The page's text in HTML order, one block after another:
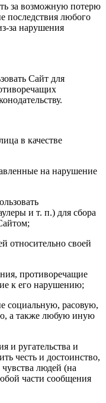
за возможную потерю
последствия любого
за нарушения
Сайт для
в качестве
на нарушение
и т. п.) для сбора
относительно своей
противоречащие
к его нарушению;
социальную, расовую,
а также любую иную
и ругательства и
честь и достоинство,
людей (на
части сообщения